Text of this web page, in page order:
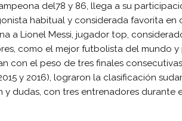
del78 y 86, llega a su
habitual y considerada favorita
a Lionel Messi, jugador top,
como el mejor futbolista del mundo
con el peso de tres finales
y 2016), lograron la clasificación
y dudas, con tres entrenadores durante